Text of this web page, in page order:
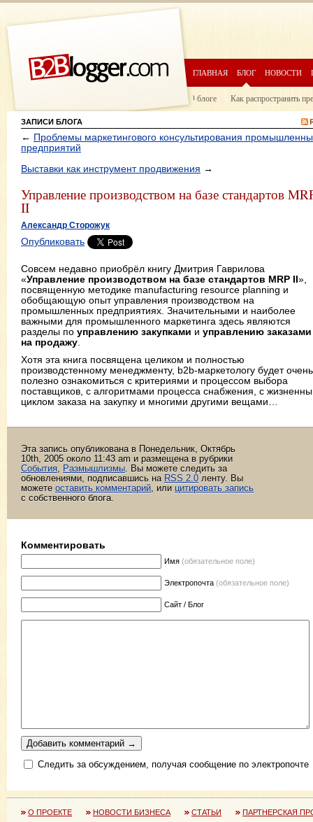
ГЛАВНАЯ БЛОГ НОВОСТИ
О блоге Как распространить
ЗАПИСИ БЛОГА
← Проблемы маркетингового консультирования
предприятий
Выставки как инструмент продвижения →
Управление производством на базе стандартов
II
Александр Сторожук
Опубликовать
Совсем недавно приобрёл книгу Дмитрия Гаврилова
«Управление производством на базе стандартов MRP II»,
посвященную методике manufacturing resource planning и
обобщающую опыт управления производством на
промышленных предприятиях. Значительными и наиболее
важными для промышленного маркетинга здесь являются
разделы по управлению закупками и управлению заказами
на продажу
Хотя эта книга посвящена целиком и полностью
производстенному менеджменту, b2b-маркетологу будет очень
полезно ознакомиться с критериями и процессом выбора
поставщиков, с алгоритмами процесса снабжения, с
циклом заказа на закупку и многими другими вещами…
Эта запись опубликована в Понедельник, Октябрь
10th, 2005 около 11:43 am и размещена в рубрики
События Размышлизмы . Вы можете следить за
обновлениями, подписавшись на RSS 2.0ленту. Вы
можете оставить комментарий , или цитировать запись
с собственного блога.
Комментировать
Имя (обязательное поле)
Электропочта (обязательное поле)
Сайт / Блог
Следить за обсуждением, получая сообщение по электропочте
О ПРОЕКТЕ НОВОСТИ БИЗНЕСА СТАТЬИ ПАРТНЕРСКАЯ